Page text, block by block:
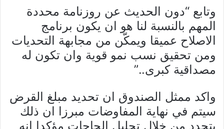
وتابع “دون الحديث عن روزنامة محددة
المهم بالنسبة لنا هو ان يكون برنامج
الاصلاح عميقا ويمكّن من مجابهة التحديات
ومن تحقيق نسب نمو قوية وان تكون له
مصداقية كبرى..”
واكد ممثل الصندوق ان تحديد مبلغ القرض
سيتم في نهاية المفاوضات مبرزا ان ذلك
يتحدد من خلال تحليل الحاجات مؤكدا انه